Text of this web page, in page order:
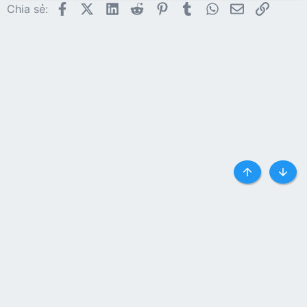
Chia sẻ: FacebookX (Twitter)
LinkedInReddit Pinterest
TumblrWhatsApp
EmailLink
Top